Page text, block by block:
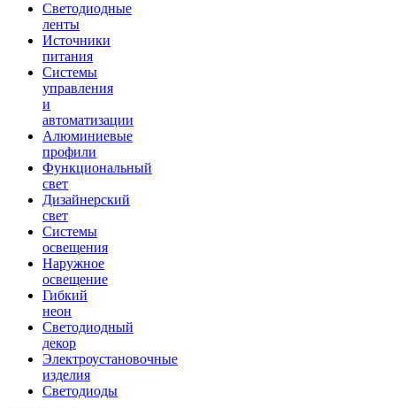
Светодиодные
ленты
Источники
питания
Системы
управления
и
автоматизации
Алюминиевые
профили
Функциональный
свет
Дизайнерский
свет
Системы
освещения
Наружное
освещение
Гибкий
неон
Светодиодный
декор
Электроустановочные
изделия
Светодиоды